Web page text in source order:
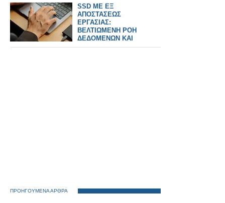
ΕΕ για τα μεγάλα έργα
υποδομών και
μεταφορών, τον
τουρισμό και ο
κομβικός ρόλος της
SSD ME ΕΞ
ΑΠΟΣΤΑΣΕΩΣ
ΕΡΓΑΣΙΑΣ:
ΒΕΛΤΙΩΜΕΝΗ ΡΟΗ
ΔΕΔΟΜΕΝΩΝ ΚΑΙ
ΕΞΟΙΚΟΝΟΜΗΣΗ
ΠΡΟΗΓΟΥΜΕΝΑ ΑΡΘΡΑ